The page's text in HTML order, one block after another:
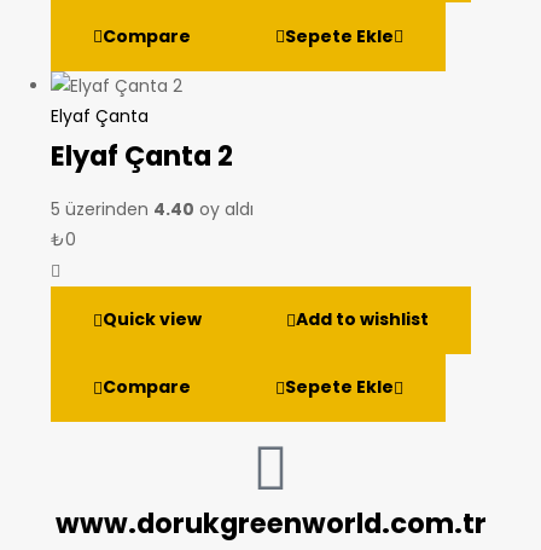
Compare Sepete Ekle
Elyaf Çanta
Elyaf Çanta 2
5 üzerinden 4.40 oy aldı
₺0
Quick view Add to wishlist
Compare Sepete Ekle
www.dorukgreenworld.com.tr